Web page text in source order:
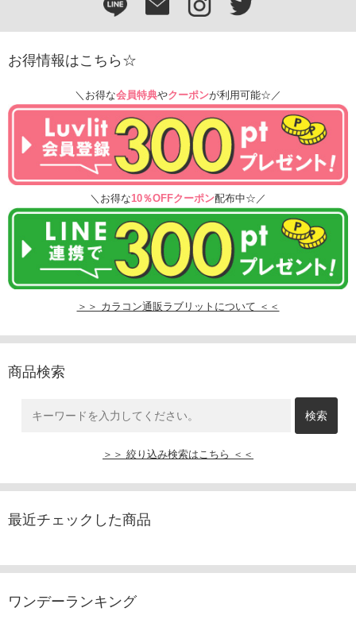
お得情報はこちら☆
＼お得な会員特典やクーポンが利用可能☆／
＼お得な10％OFFクーポン配布中☆／
＞＞ カラコン通販ラブリットについて ＜＜
商品検索
＞＞ 絞り込み検索はこちら ＜＜
最近チェックした商品
ワンデーランキング